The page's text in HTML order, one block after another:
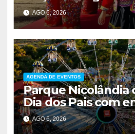
música e entrada
Brasília
AGO 6, 2026
AGENDA DE EVENTOS
Parque Nicolândia
Dia dos Pais com
gratuita para pais
de 40% nos
AGO 6, 2026